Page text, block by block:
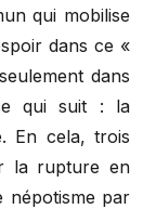
qui mobilise
dans ce «
dans
qui suit : la
En cela, trois
la rupture en
népotisme par